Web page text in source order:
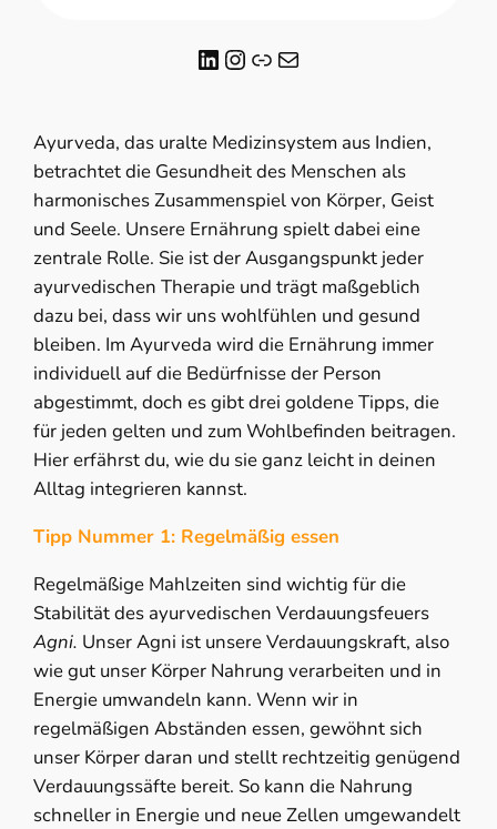
LinkedIn Instagram Link E-Mail
Ayurveda, das uralte Medizinsystem aus Indien,
betrachtet die Gesundheit des Menschen als
harmonisches Zusammenspiel von Körper, Geist
und Seele. Unsere Ernährung spielt dabei eine
zentrale Rolle. Sie ist der Ausgangspunkt jeder
ayurvedischen Therapie und trägt maßgeblich
dazu bei, dass wir uns wohlfühlen und gesund
bleiben. Im Ayurveda wird die Ernährung immer
individuell auf die Bedürfnisse der Person
abgestimmt, doch es gibt drei goldene Tipps, die
für jeden gelten und zum Wohlbefinden beitragen.
Hier erfährst du, wie du sie ganz leicht in deinen
Alltag integrieren kannst.
Tipp Nummer 1: Regelmäßig essen
Regelmäßige Mahlzeiten sind wichtig für die
Stabilität des ayurvedischen Verdauungsfeuers
Agni. Unser Agni ist unsere Verdauungskraft, also
wie gut unser Körper Nahrung verarbeiten und in
Energie umwandeln kann. Wenn wir in
regelmäßigen Abständen essen, gewöhnt sich
unser Körper daran und stellt rechtzeitig genügend
Verdauungssäfte bereit. So kann die Nahrung
schneller in Energie und neue Zellen umgewandelt